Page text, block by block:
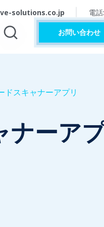
solutions.co.jp 電話:
お問い合わせ
ドスキャナーアプリ
ナーア